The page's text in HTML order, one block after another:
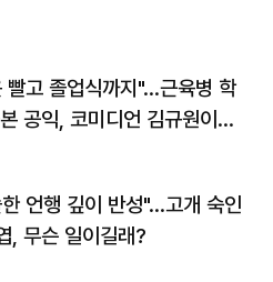
빨고 졸업식까지"…근육병 학
공익, 코미디언 김규원이었
언행 깊이 반성"…고개 숙인
, 무슨 일이길래?